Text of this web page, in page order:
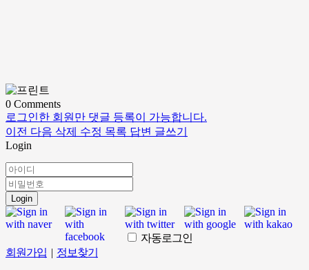
0 Comments
로그인한 회원만 댓글 등록이 가능합니다.
이전 다음 삭제 수정 목록 답변 글쓰기
Login
Login
자동로그인
회원가입 | 정보찾기